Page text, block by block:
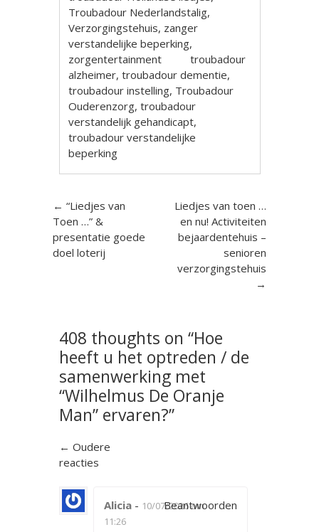
Troubadour Nederlandstalig,
Verzorgingstehuis, zanger
verstandelijke beperking,
zorgentertainment
troubadour
alzheimer,troubadour dementie,
troubadour instelling, Troubadour
Ouderenzorg,troubadour
verstandelijk gehandicapt,
troubadour verstandelijke
beperking
Berichtnavigatie
← “Liedjes van
Toen …” &
presentatie goede
doel loterij
Liedjes van toen …
en nu! Activiteiten
bejaardentehuis –
senioren
verzorgingstehuis
→
408 thoughts on “Hoe
heeft u het optreden / de
samenwerking met
“Wilhelmus De Oranje
Man” ervaren?”
Reactienavigatie
← Oudere
reacties
Alicia - 10/07/2026 om
11:26
Beantwoorden